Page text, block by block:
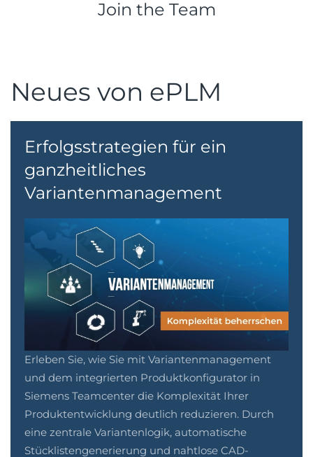
Join the Team
Neues von ePLM
Erfolgsstrategien für ein
ganzheitliches
Variantenmanagement
Erleben Sie, wie Sie mit Variantenmanagement
und dem integrierten Produktkonfigurator in
Siemens Teamcenter die Komplexität Ihrer
Produktentwicklung deutlich reduzieren. Durch
eine zentrale Variantenlogik, automatische
Stücklistengenerierung und nahtlose CAD-